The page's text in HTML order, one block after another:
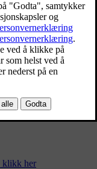
klikk her